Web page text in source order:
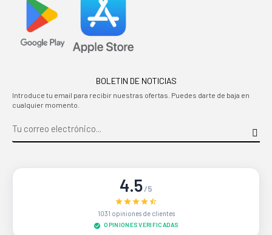
BOLETIN DE NOTICIAS
Introduce tu email para recibir nuestras ofertas. Puedes darte de baja en
cualquier momento.
4.5/5
1031 opiniones de clientes
OPINIONES VERIFICADAS